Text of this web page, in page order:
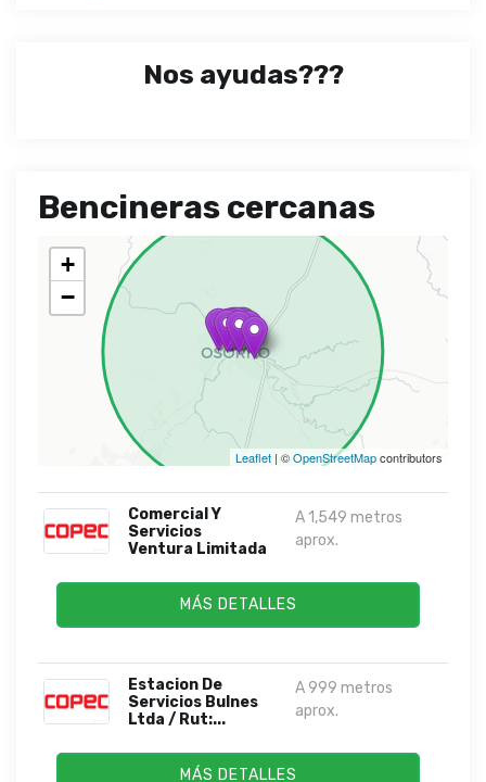
Nos ayudas???
Bencineras cercanas
+
−
Leaflet | ©OpenStreetMapcontributors
Comercial Y
Servicios
Ventura Limitada
A 1,549 metros
aprox.
MÁS DETALLES
Estacion De
Servicios Bulnes
Ltda / Rut:...
A 999 metros
aprox.
MÁS DETALLES